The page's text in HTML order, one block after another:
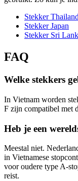
Stekker Thailand
Stekker Japan
Stekker Sri
FAQ
Welke stekkers
In Vietnam worden
F zijn compatibel met
Heb je een
Meestal niet.
in Vietnamese
voor oudere type A-
reist.